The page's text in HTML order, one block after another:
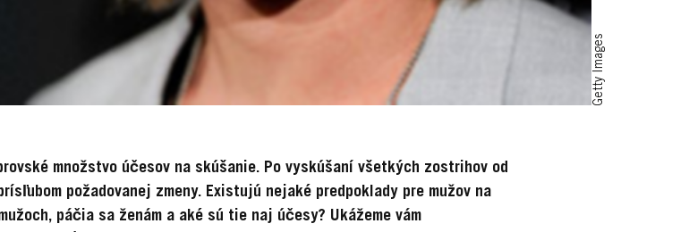
Getty Images
množstvo účesov na skúšanie. Po vyskúšaní všetkých zostrihov od
požadovanej zmeny. Existujú nejaké predpoklady pre mužov na
páčia sa ženám a aké sú tie naj účesy? Ukážeme vám